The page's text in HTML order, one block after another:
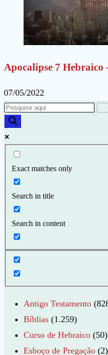
Apocalipse 7 Hebraico
07/05/2022
Exact matches only
Search in title
Search in content
Antigo Testamento
Bíblias (1.259)
Curso de Hebraico (50)
Esboço de Pregação (2)